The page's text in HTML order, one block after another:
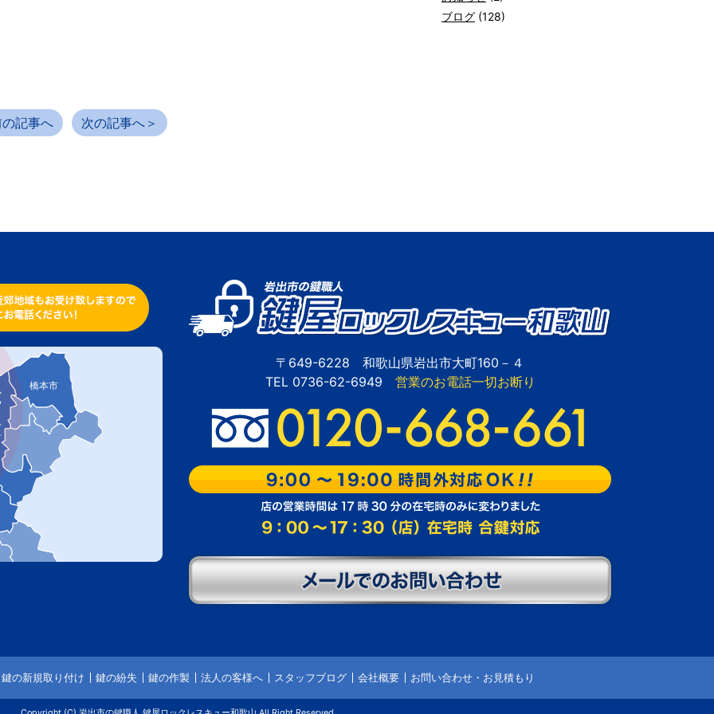
記事へ 次の記事へ＞
ブログ (128)
〒649-6228 和歌山県岩出市大町160－４
TEL 0736-62-6949 営業のお電話一切お断り
橋本市
鍵の新規取り付け 鍵の紛失 鍵の作製 法人の客様へ スタッフブログ 会社概要 お問い合わせ・お見積もり